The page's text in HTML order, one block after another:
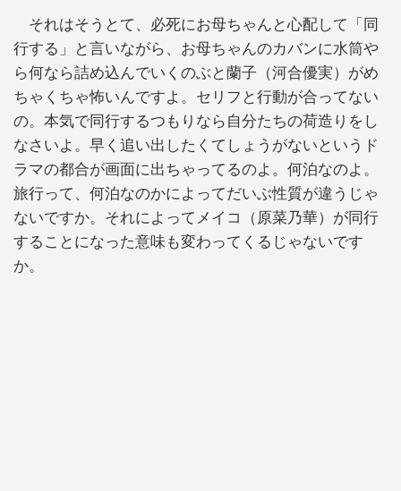
それはそうとて、必死にお母ちゃんと心配して「同
行する」と言いながら、お母ちゃんのカバンに水筒や
ら何なら詰め込んでいくのぶと蘭子（河合優実）がめ
ちゃくちゃ怖いんですよ。セリフと行動が合ってない
の。本気で同行するつもりなら自分たちの荷造りをし
なさいよ。早く追い出したくてしょうがないというド
ラマの都合が画面に出ちゃってるのよ。何泊なのよ。
旅行って、何泊なのかによってだいぶ性質が違うじゃ
ないですか。それによってメイコ（原菜乃華）が同行
することになった意味も変わってくるじゃないです
か。